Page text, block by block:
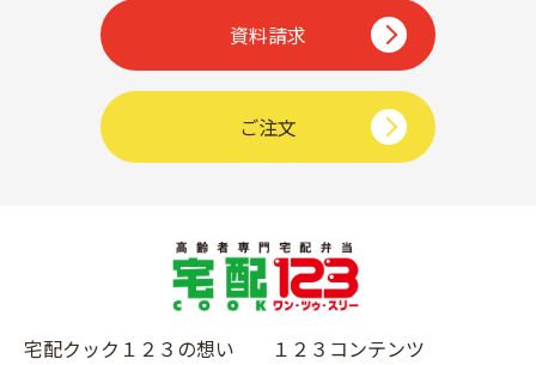
資料請求
ご注文
宅配クック１２３の想い
１２３コンテンツ